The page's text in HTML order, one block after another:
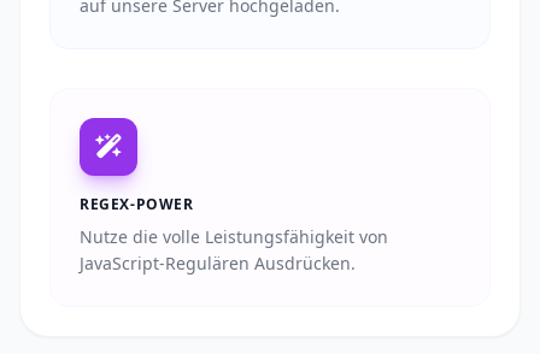
auf unsere Server hochgeladen.
REGEX-POWER
Nutze die volle Leistungsfähigkeit von
JavaScript-Regulären Ausdrücken.